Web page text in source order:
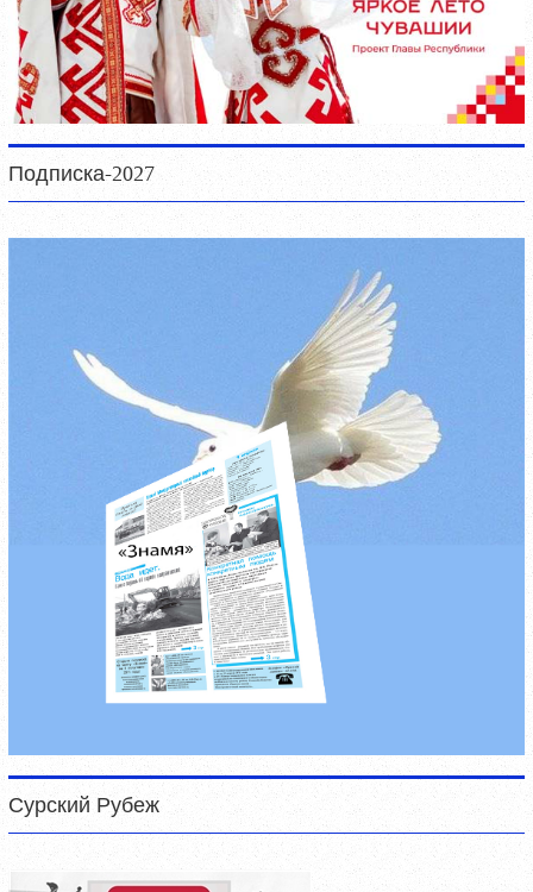
Подписка-2027
Сурский Рубеж